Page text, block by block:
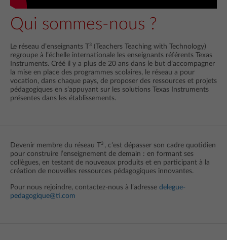
Qui sommes-nous ?
Le réseau d’enseignants T3 (Teachers Teaching with Technology)
regroupe à l’échelle internationale les enseignants référents Texas
Instruments. Créé il y a plus de 20 ans dans le but d’accompagner
la mise en place des programmes scolaires, le réseau a pour
vocation, dans chaque pays, de proposer des ressources et projets
pédagogiques en s’appuyant sur les solutions Texas Instruments
présentes dans les établissements.
Devenir membre du réseau T3 , c’est dépasser son cadre quotidien
pour construire l’enseignement de demain : en formant ses
collègues, en testant de nouveaux produits et en participant à la
création de nouvelles ressources pédagogiques innovantes.
Pour nous rejoindre, contactez-nous à l’adresse delegue-
pedagogique@ti.com